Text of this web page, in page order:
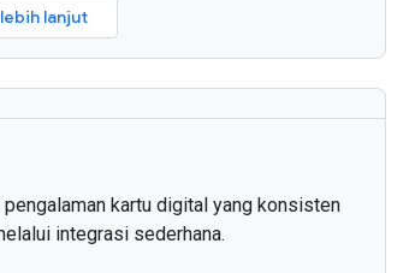
lanjut
pengalaman kartu digital yang konsisten
integrasi sederhana.